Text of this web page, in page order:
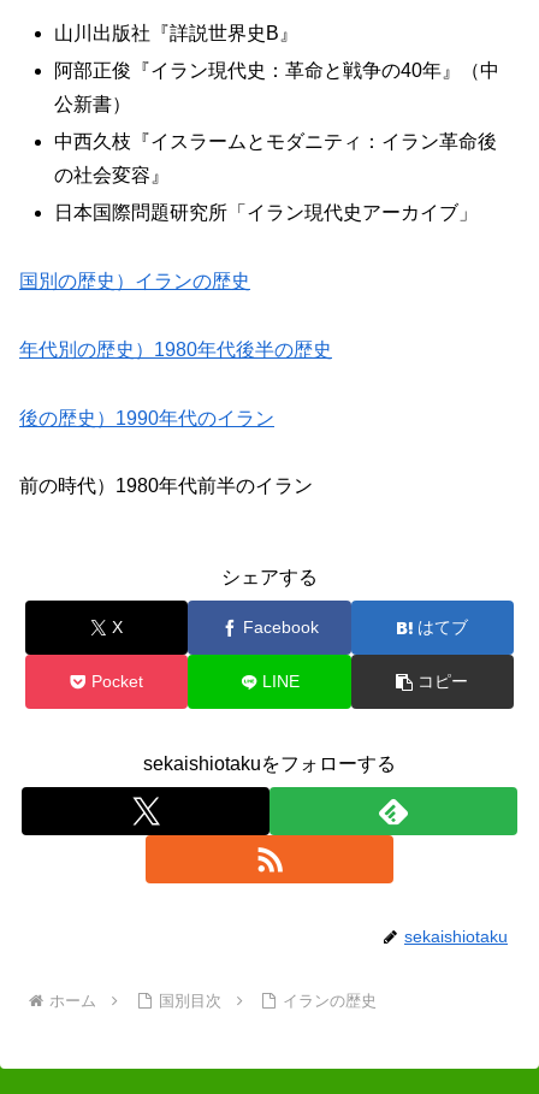
山川出版社『詳説世界史B』
阿部正俊『イラン現代史：革命と戦争の40年』（中
公新書）
中西久枝『イスラームとモダニティ：イラン革命後
の社会変容』
日本国際問題研究所「イラン現代史アーカイブ」
国別の歴史）イランの歴史
年代別の歴史）1980年代後半の歴史
後の歴史）1990年代のイラン
前の時代）1980年代前半のイラン
シェアする
X Facebook はてブ
Pocket LINE コピー
sekaishiotakuをフォローする
sekaishiotaku
ホーム 国別目次 イランの歴史